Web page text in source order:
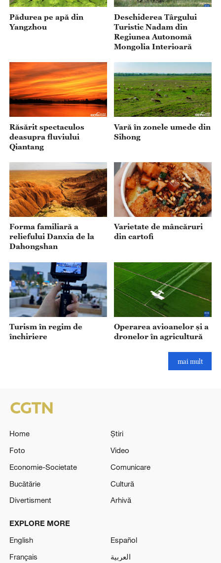
Pădurea pe apă din
Yangzhou
Deschiderea Târgului
Turistic Nadam din
Regiunea Autonomă
Mongolia Interioară
Răsărit spectaculos
deasupra fluviului
Qiantang
Vară în zonele umede din
Sihong
Forma familiară a
reliefului Danxia de la
Dahongshan
Varietate de mâncăruri
din cartofi
Turism în regim de
închiriere
Operarea avioanelor și a
dronelor în agricultură
mai mult
Home
Știri
Foto
Video
Economie-Societate
Comunicare
Bucătărie
Cultură
Divertisment
Arhivă
EXPLORE MORE
English
Español
Français
العربية